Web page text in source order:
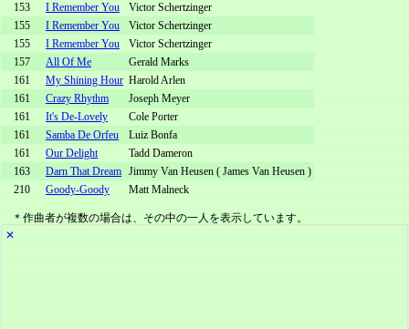
153
I Remember You
Victor Schertzinger
155
I Remember You
Victor Schertzinger
155
I Remember You
Victor Schertzinger
157
All Of Me
Gerald Marks
161
My Shining Hour Harold Arlen
161
Crazy Rhythm
Joseph Meyer
161
It's De-Lovely
Cole Porter
161
Samba De Orfeu
Luiz Bonfa
161
Our Delight
Tadd Dameron
163
Darn That Dream Jimmy Van Heusen ( James Van Heusen )
210
Goody-Goody Matt Malneck
＊作曲者が複数の場合は、その中の一人を表示しています。
✕